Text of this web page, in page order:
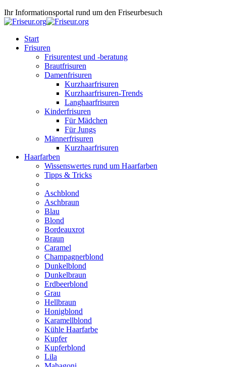
Ihr Informationsportal rund um den Friseurbesuch
Start
Frisuren
Frisurentest und -beratung
Brautfrisuren
Damenfrisuren
Kurzhaarfrisuren
Kurzhaarfrisuren-Trends
Langhaarfrisuren
Kinderfrisuren
Für Mädchen
Für Jungs
Männerfrisuren
Kurzhaarfrisuren
Haarfarben
Wissenswertes rund um Haarfarben
Tipps & Tricks
Aschblond
Aschbraun
Blau
Blond
Bordeauxrot
Braun
Caramel
Champagnerblond
Dunkelblond
Dunkelbraun
Erdbeerblond
Grau
Hellbraun
Honigblond
Karamellblond
Kühle Haarfarbe
Kupfer
Kupferblond
Lila